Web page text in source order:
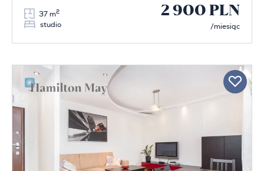
37 m2
studio
2 900 PLN
/miesiąc